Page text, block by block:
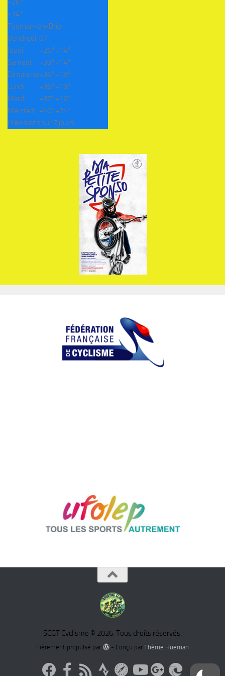
+26°
+14°
Tournan-en-Brie
Vendredi, 07
Jeudi
+26°+14°
Samedi
+33°+14°
Dimanche+36°+18°
Lundi
+36°+19°
Mardi
+37°+16°
Mercredi +40°+24°
Prévisions sur 7 jours
SCGT Cyclisme © 2026. Tous droits réservés.
Fièrement propulsé par - Conçu par Thème Hueman